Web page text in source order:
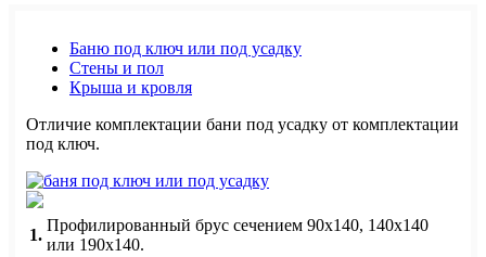
Баню под ключ или под усадку
Стены и пол
Крыша и кровля
Отличие комплектации бани под усадку от комплектации
под ключ.
1.
Профилированный брус сечением 90х140, 140х140
или 190х140.